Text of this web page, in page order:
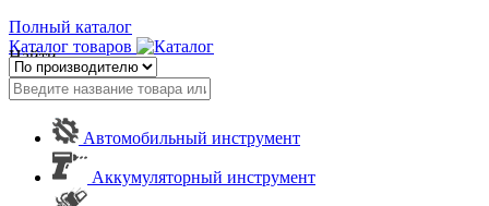
Полный каталог
Каталог товаров
Найти
Автомобильный инструмент
Аккумуляторный инструмент